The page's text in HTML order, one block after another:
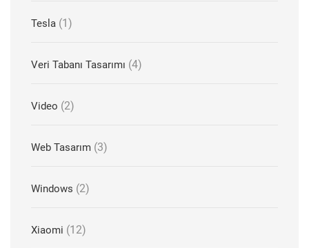
Tesla (1)
Veri Tabanı Tasarımı (4)
Video (2)
Web Tasarım (3)
Windows (2)
Xiaomi (12)